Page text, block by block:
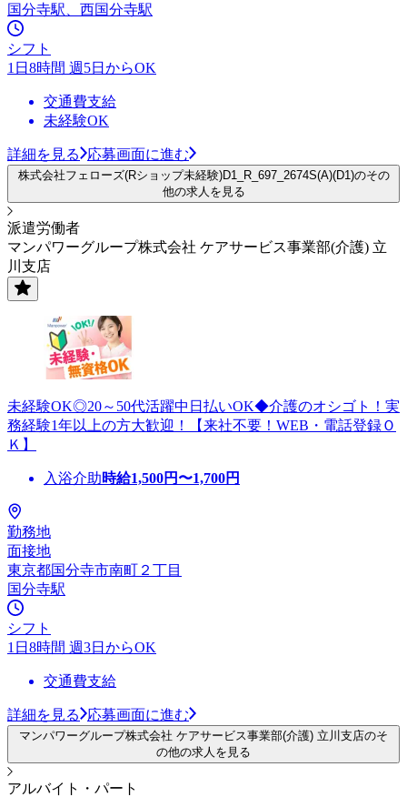
国分寺駅、西国分寺駅
シフト
1日8時間 週5日からOK
交通費支給
未経験OK
詳細を見る 応募画面に進む
株式会社フェローズ(Rショップ未経験)D1_R_697_2674S(A)(D1)のその
他の求人を見る
派遣労働者
マンパワーグループ株式会社 ケアサービス事業部(介護) 立
川支店
未経験OK◎20～50代活躍中日払いOK◆介護のオシゴト！実
務経験1年以上の方大歓迎！【来社不要！WEB・電話登録Ｏ
Ｋ】
入浴介助時給1,500円〜1,700円
勤務地
面接地
東京都国分寺市南町２丁目
国分寺駅
シフト
1日8時間 週3日からOK
交通費支給
詳細を見る 応募画面に進む
マンパワーグループ株式会社 ケアサービス事業部(介護) 立川支店のそ
の他の求人を見る
アルバイト・パート